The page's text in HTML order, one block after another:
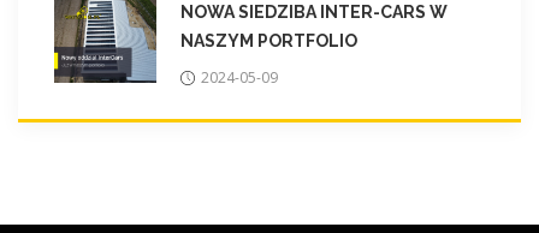
NOWA SIEDZIBA INTER-CARS W
NASZYM PORTFOLIO
2024-05-09